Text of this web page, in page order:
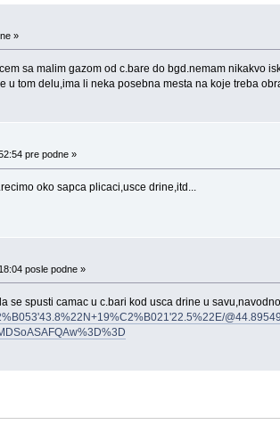
»
sa malim gazom od c.bare do bgd.nemam nikakvo
u tom delu,ima li neka posebna mesta na koje treba
pre podne »
oko sapca plicaci,usce drine,itd...
posle podne »
se spusti camac u c.bari kod usca drine u